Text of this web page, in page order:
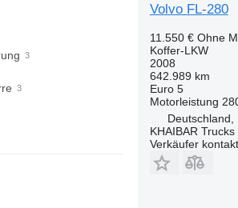
Volvo FL-280
11.550 € Ohne
Koffer-LKW
2008
642.989 km
Euro 5
Motorleistung
Deutschland,
KHAIBAR Trucks
Verkäufer